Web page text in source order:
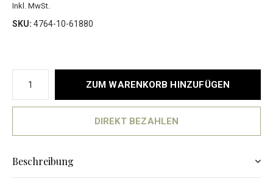
Inkl. MwSt.
SKU: 4764-10-61880
ZUM WARENKORB HINZUFÜGEN
DIREKT BEZAHLEN
Beschreibung